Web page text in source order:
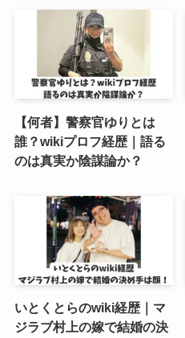
【何者】警察官ゆりとは
誰？wikiプロフ経歴｜語る
のは真実か陰謀論か？
いとくとらのwiki経歴｜マ
ジラブ村上の嫁で結婚の決